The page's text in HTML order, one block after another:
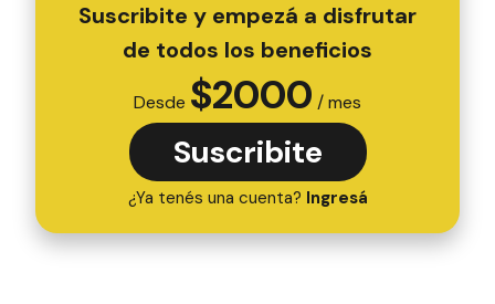
Suscribite y empezá a disfrutar
de todos los beneficios
Desde $2000 / mes
Suscribite
¿Ya tenés una cuenta? Ingresá